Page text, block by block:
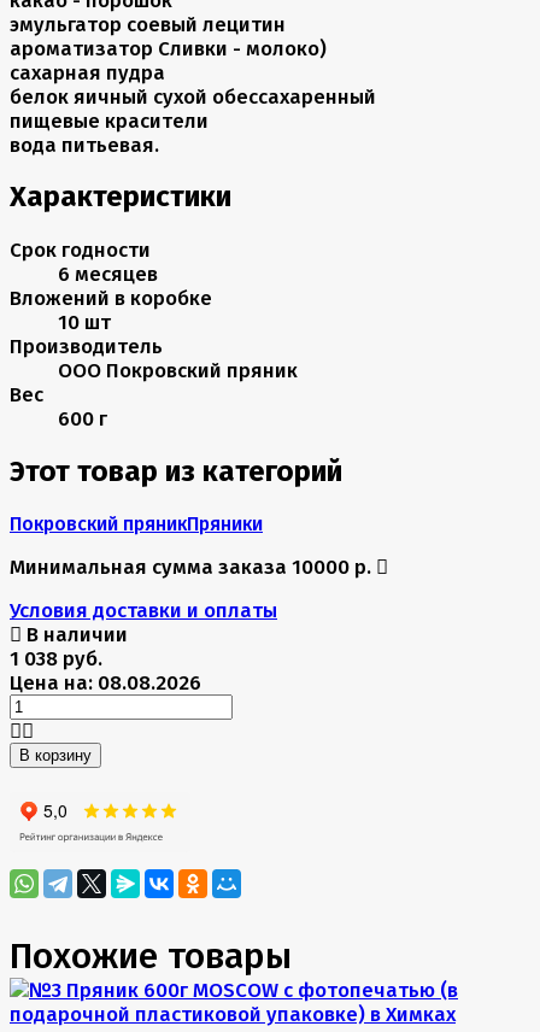
эмульгатор соевый лецитин
ароматизатор Сливки - молоко)
сахарная пудра
белок яичный сухой обессахаренный
пищевые красители
вода питьевая.
Характеристики
Срок годности
6 месяцев
Вложений в коробке
10 шт
Производитель
ООО Покровский пряник
Вес
600 г
Этот товар из категорий
Покровский пряникПряники
Минимальная сумма заказа 10000 р.
Условия доставки и оплаты
В наличии
1 038 руб.
Цена на: 08.08.2026
В корзину
Похожие товары